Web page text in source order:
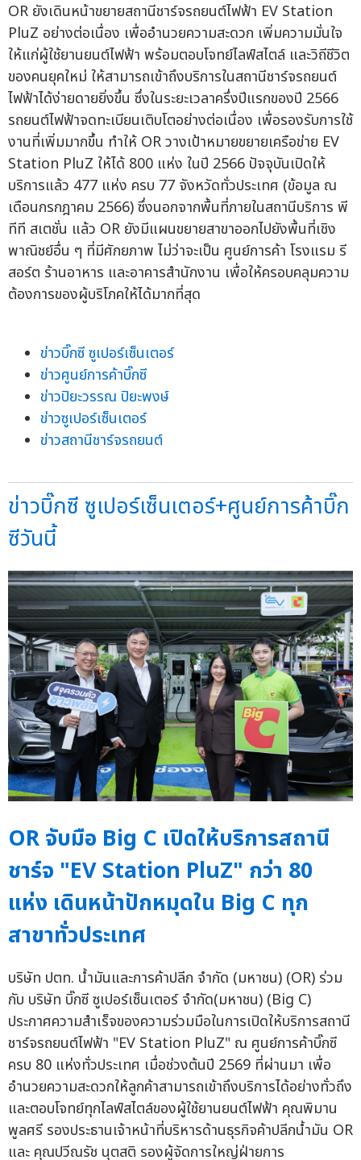
OR ยังเดินหน้าขยายสถานีชาร์จรถยนต์ไฟฟ้า EV Station
PluZ อย่างต่อเนื่อง เพื่ออำนวยความสะดวก เพิ่มความมั่นใจ
ให้แก่ผู้ใช้ยานยนต์ไฟฟ้า พร้อมตอบโจทย์ไลฟ์สไตล์ และวิถีชีวิต
ของคนยุคใหม่ ให้สามารถเข้าถึงบริการในสถานีชาร์จรถยนต์
ไฟฟ้าได้ง่ายดายยิ่งขึ้น ซึ่งในระยะเวลาครึ่งปีแรกของปี 2566
รถยนต์ไฟฟ้าจดทะเบียนเติบโตอย่างต่อเนื่อง เพื่อรองรับการใช้
งานที่เพิ่มมากขึ้น ทำให้ OR วางเป้าหมายขยายเครือข่าย EV
Station PluZ ให้ได้ 800 แห่ง ในปี 2566 ปัจจุบันเปิดให้
บริการแล้ว 477 แห่ง ครบ 77 จังหวัดทั่วประเทศ (ข้อมูล ณ
เดือนกรกฎาคม 2566) ซึ่งนอกจากพื้นที่ภายในสถานีบริการ พี
ทีที สเตชั่น แล้ว OR ยังมีแผนขยายสาขาออกไปยังพื้นที่เชิง
พาณิชย์อื่น ๆ ที่มีศักยภาพ ไม่ว่าจะเป็น ศูนย์การค้า โรงแรม รี
สอร์ต ร้านอาหาร และอาคารสำนักงาน เพื่อให้ครอบคลุมความ
ต้องการของผู้บริโภคให้ได้มากที่สุด
ข่าวบิ๊กซี ซูเปอร์เซ็นเตอร์
ข่าวศูนย์การค้าบิ๊กซี
ข่าวปิยะวรรณ ปิยะพงษ์
ข่าวซูเปอร์เซ็นเตอร์
ข่าวสถานีชาร์จรถยนต์
ข่าวบิ๊กซี ซูเปอร์เซ็นเตอร์+ศูนย์การค้าบิ๊ก
ซีวันนี้
OR จับมือ Big C เปิดให้บริการสถานี
ชาร์จ "EV Station PluZ" กว่า 80
แห่ง เดินหน้าปักหมุดใน Big C ทุก
สาขาทั่วประเทศ
บริษัท ปตท. น้ำมันและการค้าปลีก จำกัด (มหาชน) (OR) ร่วม
กับ บริษัท บิ๊กซี ซูเปอร์เซ็นเตอร์ จำกัด(มหาชน) (Big C)
ประกาศความสำเร็จของความร่วมมือในการเปิดให้บริการสถานี
ชาร์จรถยนต์ไฟฟ้า "EV Station PluZ" ณ ศูนย์การค้าบิ๊กซี
ครบ 80 แห่งทั่วประเทศ เมื่อช่วงต้นปี 2569 ที่ผ่านมา เพื่อ
อำนวยความสะดวกให้ลูกค้าสามารถเข้าถึงบริการได้อย่างทั่วถึง
และตอบโจทย์ทุกไลฟ์สไตล์ของผู้ใช้ยานยนต์ไฟฟ้า คุณพิมาน
พูลศรี รองประธานเจ้าหน้าที่บริหารด้านธุรกิจค้าปลีกน้ำมัน OR
และ คุณปวีณรัช นุตสติ รองผู้จัดการใหญ่ฝ่ายการ